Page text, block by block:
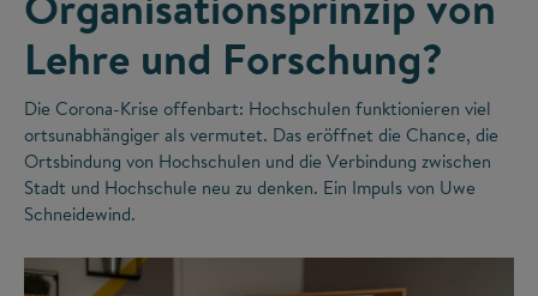
Lehre und Forschung?
Die Corona-Krise offenbart: Hochschulen funktionieren viel
ortsunabhängiger als vermutet. Das eröffnet die Chance, die
Ortsbindung von Hochschulen und die Verbindung zwischen
Stadt und Hochschule neu zu denken. Ein Impuls von Uwe
Schneidewind.